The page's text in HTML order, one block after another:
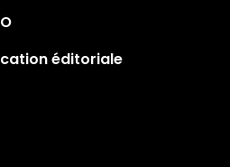
éditoriale